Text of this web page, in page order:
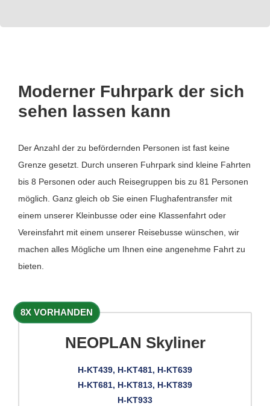
Moderner Fuhrpark der sich
sehen lassen kann
Der Anzahl der zu befördernden Personen ist fast keine
Grenze gesetzt. Durch unseren Fuhrpark sind kleine Fahrten
bis 8 Personen oder auch Reisegruppen bis zu 81 Personen
möglich. Ganz gleich ob Sie einen Flughafentransfer mit
einem unserer Kleinbusse oder eine Klassenfahrt oder
Vereinsfahrt mit einem unserer Reisebusse wünschen, wir
machen alles Mögliche um Ihnen eine angenehme Fahrt zu
bieten.
8X VORHANDEN
NEOPLAN Skyliner
H-KT439, H-KT481, H-KT639
H-KT681, H-KT813, H-KT839
H-KT933